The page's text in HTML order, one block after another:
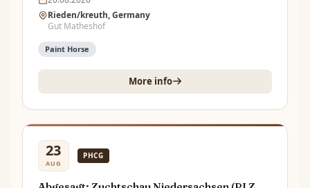
Rieden/kreuth, Germany
Gut Matheshof
Paint Horse
More info
23
AUG
PHCG